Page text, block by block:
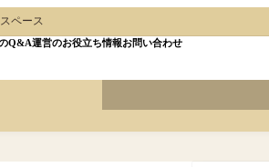
ペース
Q&A運営のお役立ち情報お問い合わせ